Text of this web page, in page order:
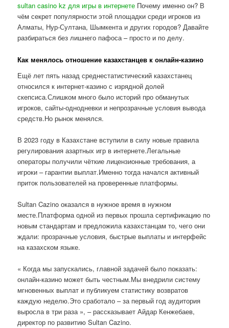
sultan casino kz для игры в интернете Почему именно он? В
чём секрет популярности этой площадки среди игроков из
Алматы, Нур-Султана, Шымкента и других городов? Давайте
разбираться без лишнего пафоса – просто и по делу.
Как менялось отношение казахстанцев к онлайн-казино
Ещё лет пять назад среднестатистический казахстанец
относился к интернет-казино с изрядной долей
скепсиса.Слишком много было историй про обманутых
игроков, сайты-однодневки и непрозрачные условия вывода
средств.Но рынок менялся.
В 2023 году в Казахстане вступили в силу новые правила
регулирования азартных игр в интернете.Легальные
операторы получили чёткие лицензионные требования, а
игроки – гарантии выплат.Именно тогда начался активный
приток пользователей на проверенные платформы.
Sultan Cazino оказался в нужное время в нужном
месте.Платформа одной из первых прошла сертификацию по
новым стандартам и предложила казахстанцам то, чего они
ждали: прозрачные условия, быстрые выплаты и интерфейс
на казахском языке.
« Когда мы запускались, главной задачей было показать:
онлайн-казино может быть честным.Мы внедрили систему
мгновенных выплат и публикуем статистику возвратов
каждую неделю.Это сработало – за первый год аудитория
выросла в три раза », – рассказывает Айдар Кенжебаев,
директор по развитию Sultan Cazino.